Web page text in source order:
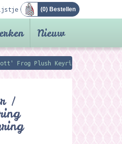
(0) Bestellen
Nieuw
Frog Plush Keyring
/